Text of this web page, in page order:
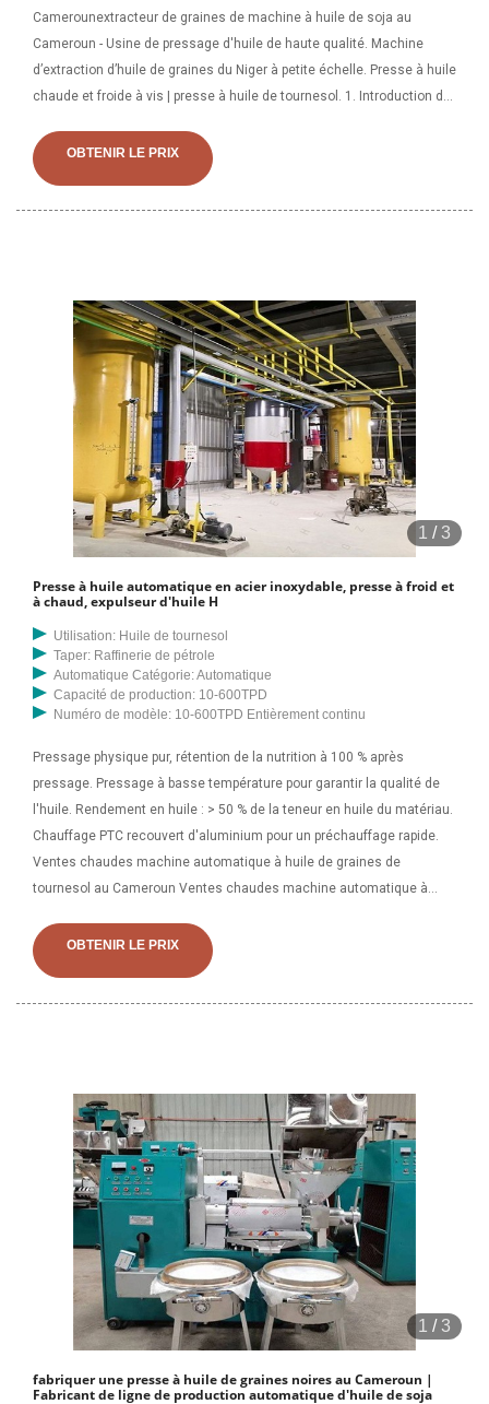
Camerounextracteur de graines de machine à huile de soja au
Cameroun - Usine de pressage d'huile de haute qualité. Machine
d’extraction d’huile de graines du Niger à petite échelle. Presse à huile
chaude et froide à vis | presse à huile de tournesol. 1. Introduction de
multifonctionnelle de nouveau type de pressage à froid et à chaud de
la série 6YL est la première expérience automatique recherchée et
OBTENIR LE PRIX
1 /3
Presse à huile automatique en acier inoxydable, presse à froid et
à chaud, expulseur d'huile H
Utilisation: Huile de tournesol
Taper: Raffinerie de pétrole
Automatique Catégorie: Automatique
Capacité de production: 10-600TPD
Numéro de modèle: 10-600TPD Entièrement continu
Pressage physique pur, rétention de la nutrition à 100 % après
pressage. Pressage à basse température pour garantir la qualité de
l'huile. Rendement en huile : > 50 % de la teneur en huile du matériau.
Chauffage PTC recouvert d'aluminium pour un préchauffage rapide.
Ventes chaudes machine automatique à huile de graines de
tournesol au Cameroun Ventes chaudes machine automatique à
automatique d'huile de graines de tournesol Cameroun, paquet de
bois 1300*1300*1950mm 160kg Obtenir le prix
OBTENIR LE PRIX
1 /3
fabriquer une presse à huile de graines noires au Cameroun |
Fabricant de ligne de production automatique d'huile de soja